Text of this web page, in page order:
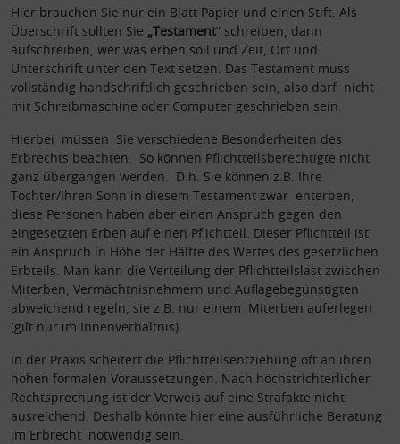
Hier brauchen Sie nur ein Blatt Papier und einen Stift. Als
Überschrift sollten Sie „Testament“ schreiben, dann
aufschreiben, wer was erben soll und Zeit, Ort und
Unterschrift unter den Text setzen. Das Testament muss
vollständig handschriftlich geschrieben sein, also darf nicht
mit Schreibmaschine oder Computer geschrieben sein.
Hierbei müssen Sie verschiedene Besonderheiten des
Erbrechts beachten. So können Pflichtteilsberechtigte nicht
ganz übergangen werden. D.h. Sie können z.B. Ihre
Tochter/Ihren Sohn in diesem Testament zwar enterben,
diese Personen haben aber einen Anspruch gegen den
eingesetzten Erben auf einen Pflichtteil. Dieser Pflichtteil ist
ein Anspruch in Höhe der Hälfte des Wertes des gesetzlichen
Erbteils. Man kann die Verteilung der Pflichtteilslast zwischen
Miterben, Vermächtnisnehmern und Auflagebegünstigten
abweichend regeln, sie z.B. nur einem Miterben auferlegen
(gilt nur im Innenverhältnis).
In der Praxis scheitert die Pflichtteilsentziehung oft an ihren
hohen formalen Voraussetzungen. Nach höchstrichterlicher
Rechtsprechung ist der Verweis auf eine Strafakte nicht
ausreichend. Deshalb könnte hier eine ausführliche Beratung
im Erbrecht notwendig sein.